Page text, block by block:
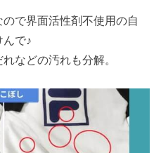
で界面活性剤不使用の自
で♪
などの汚れも分解。